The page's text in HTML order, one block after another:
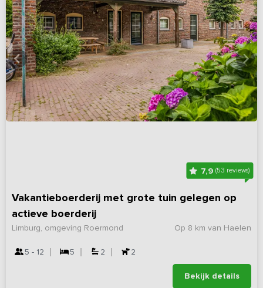
7,9(53 reviews)
Vakantieboerderij met grote tuin gelegen op
actieve boerderij
Op 8 km van Haelen
Limburg, omgeving Roermond
5 - 12 5 2 2
Bekijk details